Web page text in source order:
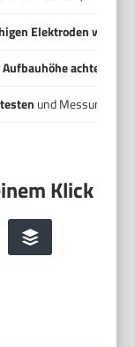
Elektroden wählen
achten
und Messungen
Buffer